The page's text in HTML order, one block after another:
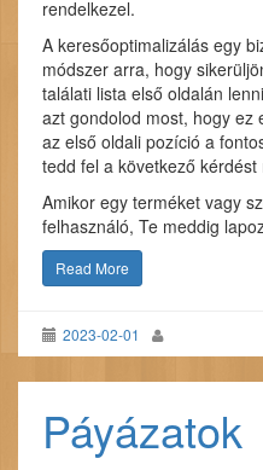
rendelkezel.
A keresőoptimalizálás egy
módszer arra, hogy
találati lista első oldalán
azt gondolod most, hogy ez
az első oldali pozíció a
tedd fel a következő kérdést
Amikor egy terméket vagy
felhasználó, Te meddig
Read More
2023-02-01
Páyázatok